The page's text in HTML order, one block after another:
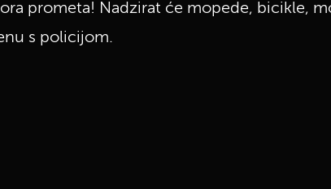
prometa! Nadzirat će mopede, bicikle,
s policijom.